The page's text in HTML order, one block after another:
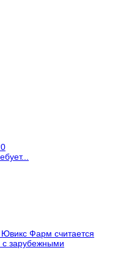
Фарм считается
зарубежными